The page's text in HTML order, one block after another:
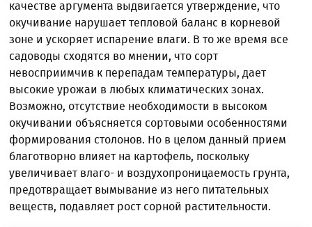
качестве аргумента выдвигается утверждение, что
окучивание нарушает тепловой баланс в корневой
зоне и ускоряет испарение влаги. В то же время все
садоводы сходятся во мнении, что сорт
невосприимчив к перепадам температуры, дает
высокие урожаи в любых климатических зонах.
Возможно, отсутствие необходимости в высоком
окучивании объясняется сортовыми особенностями
формирования столонов. Но в целом данный прием
благотворно влияет на картофель, поскольку
увеличивает влаго- и воздухопроницаемость грунта,
предотвращает вымывание из него питательных
веществ, подавляет рост сорной растительности.